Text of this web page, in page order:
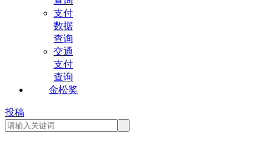
支付
数据
查询
交通
支付
查询
金松奖
投稿